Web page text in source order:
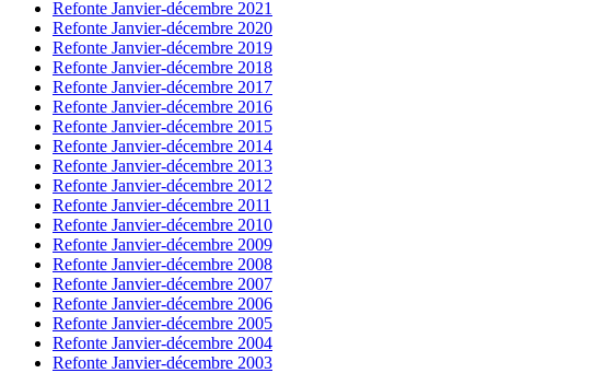
Refonte Janvier-décembre 2021
Refonte Janvier-décembre 2020
Refonte Janvier-décembre 2019
Refonte Janvier-décembre 2018
Refonte Janvier-décembre 2017
Refonte Janvier-décembre 2016
Refonte Janvier-décembre 2015
Refonte Janvier-décembre 2014
Refonte Janvier-décembre 2013
Refonte Janvier-décembre 2012
Refonte Janvier-décembre 2011
Refonte Janvier-décembre 2010
Refonte Janvier-décembre 2009
Refonte Janvier-décembre 2008
Refonte Janvier-décembre 2007
Refonte Janvier-décembre 2006
Refonte Janvier-décembre 2005
Refonte Janvier-décembre 2004
Refonte Janvier-décembre 2003